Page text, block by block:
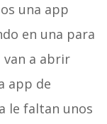
una app
en una para
van a abrir
app de
le faltan unos